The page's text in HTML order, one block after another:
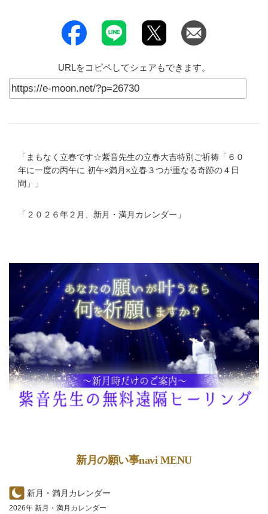
URLをコピペしてシェアもできます。
「 まもなく立春です☆紫音先生の立春大吉特別ご祈祷「６０
年に一度の丙午に 初午×満月×立春３つが重なる奇跡の４日
間」
」
「 ２０２６年２月、新月・満月カレンダー 」
新月の願い事navi MENU
新月・満月カレンダー
2026年 新月・満月カレンダー